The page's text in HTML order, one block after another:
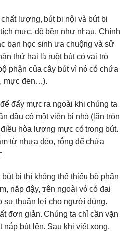
lượng, bút bi nội và bút bi
mực, độ bền như nhau. Chính
bạn học sinh ưa chuộng và sử
thứ hai là ruột bút có vai trò
phận của cây bút vì nó có chứa
mực đen…).
đẩy mực ra ngoài khi chúng ta
đầu có một viên bi nhỏ (lăn tròn
hòa lượng mực có trong bút.
từ nhựa dẻo, rỗng để chứa
bi thì không thể thiếu bộ phận
nắp đậy, trên ngoài vỏ có đai
sự thuận lợi cho người dùng.
đơn giản. Chúng ta chỉ cần vặn
nắp bút lên. Sau khi viết xong,